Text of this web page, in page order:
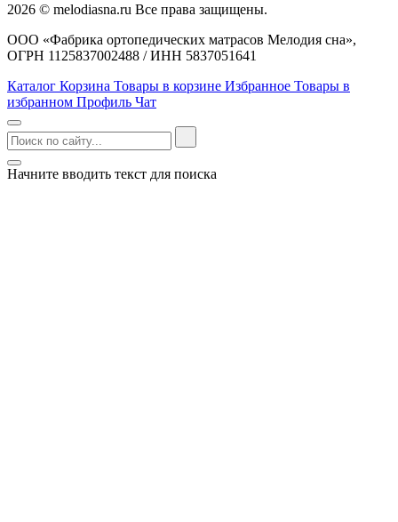
2026 © melodiasna.ru Все права защищены.
ООО «Фабрика ортопедических матрасов Мелодия сна»,
ОГРН 1125837002488 / ИНН 5837051641
Каталог Корзина Товары в корзине Избранное Товары в
избранном Профиль Чат
Начните вводить текст для поиска